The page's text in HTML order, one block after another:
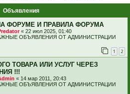
Объявления
ФОРУМЕ И ПРАВИЛА ФОРУМА
« 22 июл 2025, 01:40
ОБЪЯВЛЕНИЯ ОТ АДМИНИСТРАЦИИ
1 2
ТОВАРА ИЛИ УСЛУГ ЧЕРЕЗ
!!!
« 14 мар 2011, 20:43
ОБЪЯВЛЕНИЯ ОТ АДМИНИСТРАЦИИ